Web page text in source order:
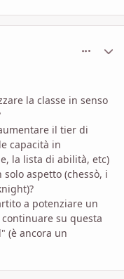
la classe in senso
il tier di
capacità in
la lista di abilità, etc)
aspetto (chessò, i
a potenziare un
su questa
(è ancora un